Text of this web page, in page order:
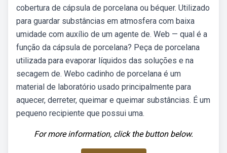
cobertura de cápsula de porcelana ou béquer. Utilizado
para guardar substâncias em atmosfera com baixa
umidade com auxílio de um agente de. Web — qual é a
função da cápsula de porcelana? Peça de porcelana
utilizada para evaporar líquidos das soluções e na
secagem de. Webo cadinho de porcelana é um
material de laboratório usado principalmente para
aquecer, derreter, queimar e queimar substâncias. É um
pequeno recipiente que possui uma.
For more information, click the button below.